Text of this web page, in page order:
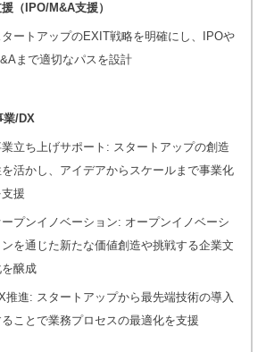
（IPO/M&A支援）
タートアップのEXIT戦略を明確にし、IPOや
まで適切なパスを設計
業/DX
立ち上げサポート: スタートアップの創造
活かし、アイデアからスケールまで事業化
支援
ープンイノベーション: オープンイノベーシ
ンを通じた新たな価値創造や挑戦する企業文
醸成
推進: スタートアップから最先端技術の導入
ことで業務プロセスの最適化を支援